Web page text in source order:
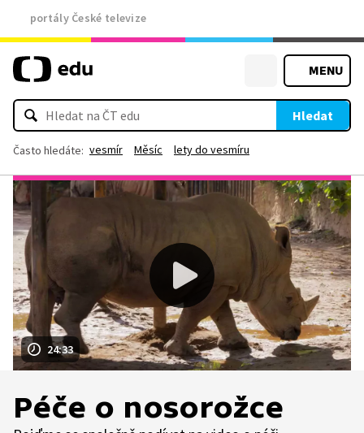
portály České televize
MENU
Hledat
Často hledáte: vesmír Měsíc lety do vesmíru
24:33
Péče o nosorožce